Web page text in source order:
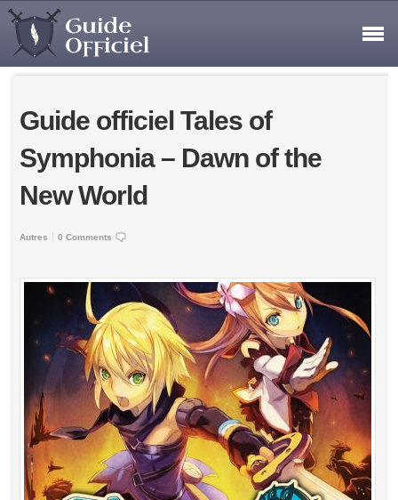
Guide officiel Tales of
Symphonia – Dawn of the
New World
Autres 0 Comments